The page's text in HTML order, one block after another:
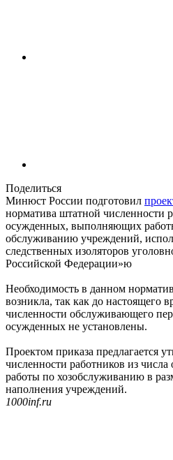
Поделиться
Минюст России подготовил
норматива штатной численности
осужденных, выполняющих
обслуживанию учреждений,
следственных изоляторов
Российской Федерации»ю
Необходимость в данном
возникла, так как до настоящего
численности обслуживающего
осужденных не установлены.
Проектом приказа предлагается
численности работников из
работы по хозобслуживанию в
наполнения учреждений.
1000inf.ru